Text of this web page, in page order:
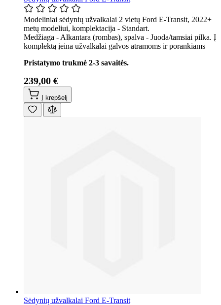
Modeliniai sėdynių užvalkalai 2 vietų Ford E-Transit, 2022+
metų modeliui, komplektacija - Standart.
Medžiaga - Alkantara (rombas), spalva - Juoda/tamsiai pilka. Į
komplektą įeina užvalkalai galvos atramoms ir porankiams
Pristatymo trukmė 2-3 savaitės.
239,00 €
Į krepšelį
Sėdynių užvalkalai Ford E-Transit